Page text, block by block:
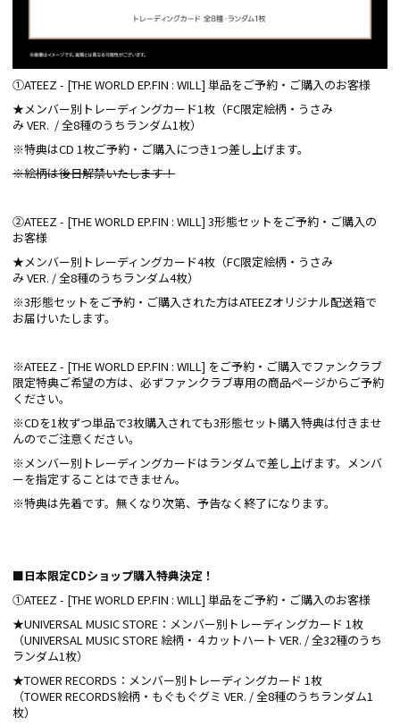
①ATEEZ - [THE WORLD EP.FIN : WILL] 単品をご予約・ご購入のお客様
★メンバー別トレーディングカード1枚（FC限定絵柄・うさみ
み VER. / 全8種のうちランダム1枚）
※特典はCD 1枚ご予約・ご購入につき1つ差し上げます。
※絵柄は後日解禁いたします！
②ATEEZ - [THE WORLD EP.FIN : WILL] 3形態セットをご予約・ご購入の
お客様
★メンバー別トレーディングカード4枚（FC限定絵柄・うさみ
み VER. / 全8種のうちランダム4枚）
※3形態セットをご予約・ご購入された方はATEEZオリジナル配送箱で
お届けいたします。
※ATEEZ - [THE WORLD EP.FIN : WILL] をご予約・ご購入でファンクラブ
限定特典ご希望の方は、必ずファンクラブ専用の商品ページからご予約
ください。
※CDを1枚ずつ単品で3枚購入されても3形態セット購入特典は付きませ
んのでご注意ください。
※メンバー別トレーディングカードはランダムで差し上げます。メンバ
ーを指定することはできません。
※特典は先着です。無くなり次第、予告なく終了になります。
■日本限定CDショップ購入特典決定！
①ATEEZ - [THE WORLD EP.FIN : WILL] 単品をご予約・ご購入のお客様
★UNIVERSAL MUSIC STORE：メンバー別トレーディングカード 1枚
（UNIVERSAL MUSIC STORE 絵柄・４カットハート VER. / 全32種のうち
ランダム1枚）
★TOWER RECORDS：メンバー別トレーディングカード 1枚
（TOWER RECORDS絵柄・もぐもぐグミ VER. / 全8種のうちランダム1
枚）